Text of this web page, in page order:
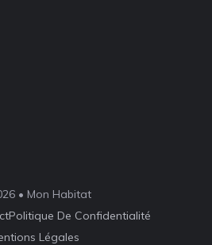
• Mon Habitat
Politique De Confidentialité
Légales